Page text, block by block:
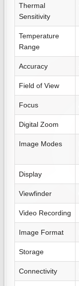
Thermal
Sensitivity
Temperature
Range
Accuracy
Field of View
Focus
Digital Zoom
Image Modes
Display
Viewfinder
Video Recording
Image Format
Storage
Connectivity